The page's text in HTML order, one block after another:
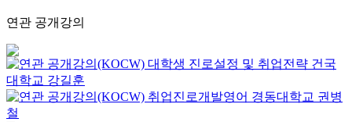
연관 공개강의
대학생 진로설정 및 취업전략 건국
대학교 강길훈
취업진로개발영어 경동대학교 권병
철